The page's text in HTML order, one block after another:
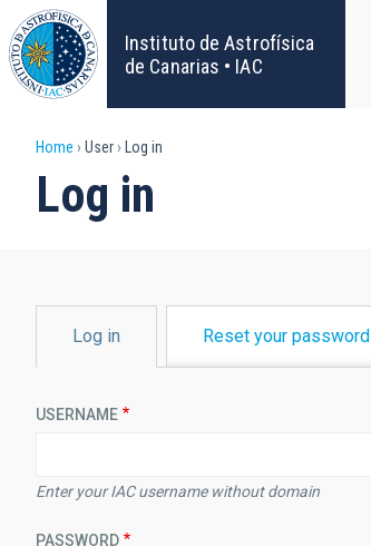
Skip
to
main
content
Instituto de Astrofísica
de Canarias • IAC
Breadcrumb
Home User Log in
Log in
TABSLog in Reset your password
USERNAME
Enter your IAC username without domain
PASSWORD